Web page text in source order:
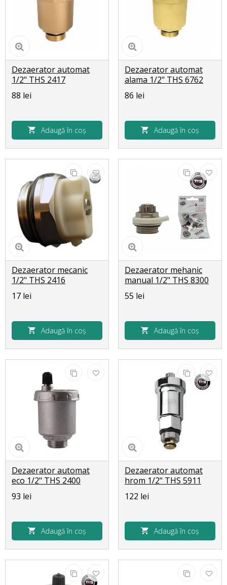
Dezaerator automat
1/2" THS 2417
88 lei
Adaugă în coș
Dezaerator automat
alama 1/2" THS 6762
86 lei
Adaugă în coș
Dezaerator mecanic
1/2" THS 2416
17 lei
Adaugă în coș
Dezaerator mehanic
manual 1/2" THS 8300
55 lei
Adaugă în coș
Dezaerator automat
eco 1/2" THS 2400
93 lei
Adaugă în coș
Dezaerator automat
hrom 1/2" THS 5911
122 lei
Adaugă în coș